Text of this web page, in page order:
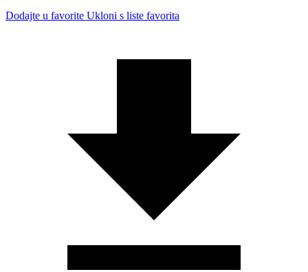
Dodajte u favorite Ukloni s liste favorita